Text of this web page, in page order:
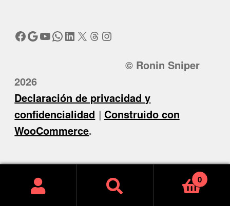
Facebook
Google
YouTube
WhatsApp
LinkedIn
X Threads
Instagram
© Ronin Sniper
2026
Declaración de privacidad y
confidencialidad
Construido con
WooCommerce.
0